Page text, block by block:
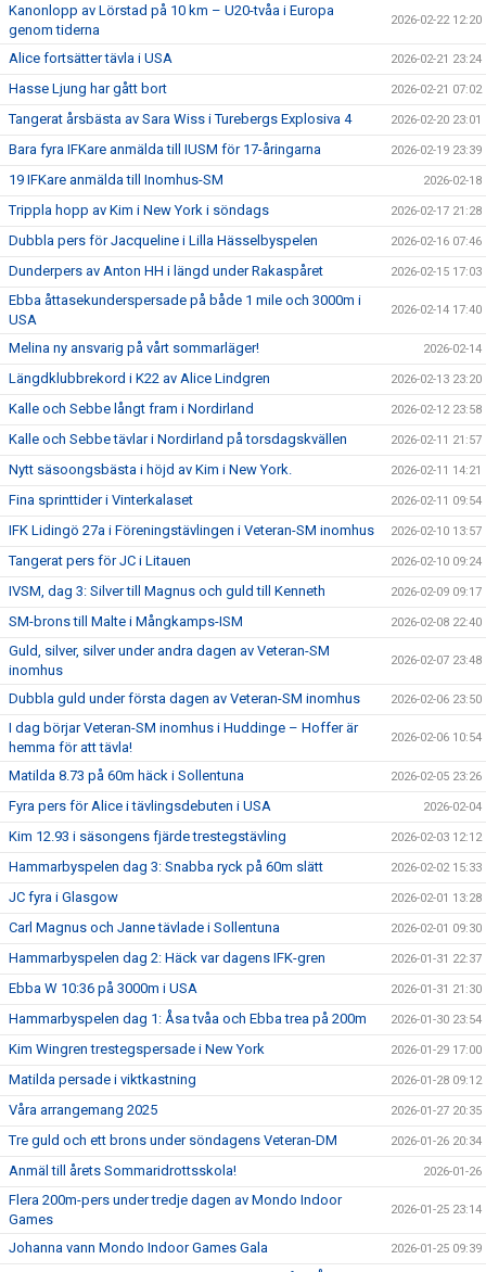
Kanonlopp av Lörstad på 10 km – U20-tvåa i Europa
genom tiderna
2026-02-22 12:20
Alice fortsätter tävla i USA 2026-02-21 23:24
Hasse Ljung har gått bort 2026-02-21 07:02
Tangerat årsbästa av Sara Wiss i Turebergs Explosiva 4 2026-02-20 23:01
Bara fyra IFKare anmälda till IUSM för 17-åringarna 2026-02-19 23:39
19 IFKare anmälda till Inomhus-SM 2026-02-18
Trippla hopp av Kim i New York i söndags 2026-02-17 21:28
Dubbla pers för Jacqueline i Lilla Hässelbyspelen 2026-02-16 07:46
Dunderpers av Anton HH i längd under Rakaspåret 2026-02-15 17:03
Ebba åttasekunderspersade på både 1 mile och 3000m i
USA
2026-02-14 17:40
Melina ny ansvarig på vårt sommarläger! 2026-02-14
Längdklubbrekord i K22 av Alice Lindgren 2026-02-13 23:20
Kalle och Sebbe långt fram i Nordirland 2026-02-12 23:58
Kalle och Sebbe tävlar i Nordirland på torsdagskvällen 2026-02-11 21:57
Nytt säsoongsbästa i höjd av Kim i New York. 2026-02-11 14:21
Fina sprinttider i Vinterkalaset 2026-02-11 09:54
IFK Lidingö 27a i Föreningstävlingen i Veteran-SM inomhus 2026-02-10 13:57
Tangerat pers för JC i Litauen 2026-02-10 09:24
IVSM, dag 3: Silver till Magnus och guld till Kenneth 2026-02-09 09:17
SM-brons till Malte i Mångkamps-ISM 2026-02-08 22:40
Guld, silver, silver under andra dagen av Veteran-SM
inomhus
2026-02-07 23:48
Dubbla guld under första dagen av Veteran-SM inomhus 2026-02-06 23:50
I dag börjar Veteran-SM inomhus i Huddinge – Hoffer är
hemma för att tävla!
2026-02-06 10:54
Matilda 8.73 på 60m häck i Sollentuna 2026-02-05 23:26
Fyra pers för Alice i tävlingsdebuten i USA 2026-02-04
Kim 12.93 i säsongens fjärde trestegstävling 2026-02-03 12:12
Hammarbyspelen dag 3: Snabba ryck på 60m slätt 2026-02-02 15:33
JC fyra i Glasgow 2026-02-01 13:28
Carl Magnus och Janne tävlade i Sollentuna 2026-02-01 09:30
Hammarbyspelen dag 2: Häck var dagens IFK-gren 2026-01-31 22:37
Ebba W 10:36 på 3000m i USA 2026-01-31 21:30
Hammarbyspelen dag 1: Åsa tvåa och Ebba trea på 200m 2026-01-30 23:54
Kim Wingren trestegspersade i New York 2026-01-29 17:00
Matilda persade i viktkastning 2026-01-28 09:12
Våra arrangemang 2025 2026-01-27 20:35
Tre guld och ett brons under söndagens Veteran-DM 2026-01-26 20:34
Anmäl till årets Sommaridrottsskola! 2026-01-26
Flera 200m-pers under tredje dagen av Mondo Indoor
Games
2026-01-25 23:14
Johanna vann Mondo Indoor Games Gala 2026-01-25 09:39